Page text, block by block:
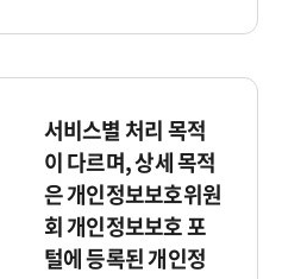
서비스별 처리 목적
이 다르며, 상세 목적
은 개인정보보호위원
회 개인정보보호 포
털에 등록된 개인정